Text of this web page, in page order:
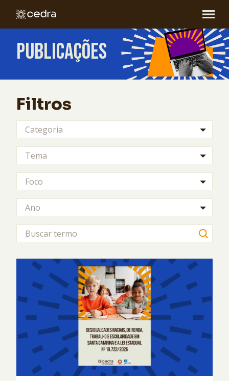
PUBLICAÇÕES
Filtros
Categoria
Tema
Foco
Ano